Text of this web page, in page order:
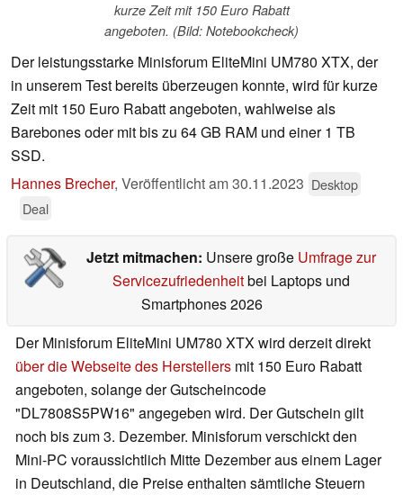
kurze Zeit mit 150 Euro Rabatt
angeboten. (Bild: Notebookcheck)
Der leistungsstarke Minisforum EliteMini UM780 XTX, der
in unserem Test bereits überzeugen konnte, wird für kurze
Zeit mit 150 Euro Rabatt angeboten, wahlweise als
Barebones oder mit bis zu 64 GB RAM und einer 1 TB
SSD.
Hannes Brecher, Veröffentlicht am30.11.2023 Desktop
Deal
Jetzt mitmachen: Unsere große Umfrage zur
Servicezufriedenheitbei Laptops und
Smartphones 2026
Der Minisforum EliteMini UM780 XTX wird derzeit direkt
über die Webseite des Herstellers mit 150 Euro Rabatt
angeboten, solange der Gutscheincode
"DL7808S5PW16" angegeben wird. Der Gutschein gilt
noch bis zum 3. Dezember. Minisforum verschickt den
Mini-PC voraussichtlich Mitte Dezember aus einem Lager
in Deutschland, die Preise enthalten sämtliche Steuern